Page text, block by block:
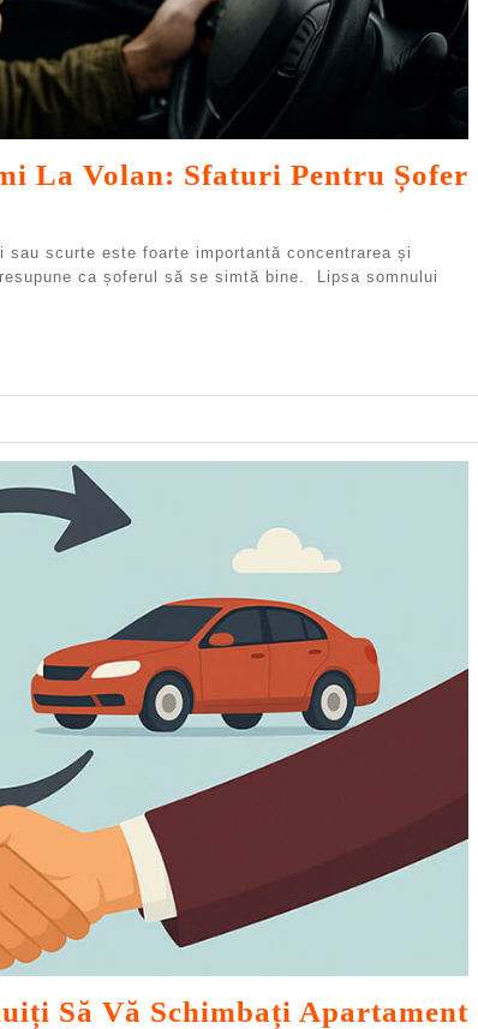
La Volan: Sfaturi Pentru Șofer
sau scurte este foarte importantă concentrarea și
ca șoferul să se simtă bine. Lipsa somnului
Să Vă Schimbați Apartament